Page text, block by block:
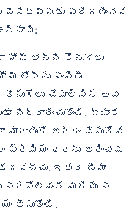
చేసేటప్పుడు పరిగణించవ
హోమ్ లోన్‌ని కొనుగోలు
లోన్‌ను పంపిణీ
కొనుగోలు చేయాల్సిన అవ
నిర్ధారించుకోండి. బ్యాంక్
అర్థం చేసుకోవ
ధరను అందించమ
ఇతర బీమా
సరిపోల్చండి మరియు స
తీసుకోండి.